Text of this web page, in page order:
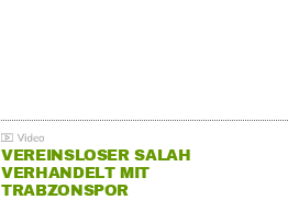
VEREINSLOSER SALAH
VERHANDELT MIT
TRABZONSPOR